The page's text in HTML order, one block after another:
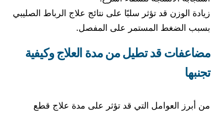
زيادة الوزن قد تؤثر سلبًا على نتائج علاج الرباط الصليبي
بسبب الضغط المستمر على المفصل.
مضاعفات قد تطيل من مدة العلاج وكيفية
تجنبها
من أبرز العوامل التي قد تؤثر على مدة علاج قطع